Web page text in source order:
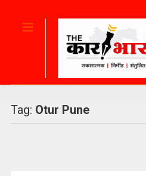
Tag: Otur Pune